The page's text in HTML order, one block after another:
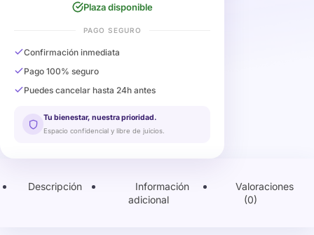
Plaza disponible
PAGO SEGURO
Confirmación inmediata
Pago 100% seguro
Puedes cancelar hasta 24h antes
Tu bienestar, nuestra prioridad.
Espacio confidencial y libre de juicios.
Descripción
Información
adicional
Valoraciones
(0)